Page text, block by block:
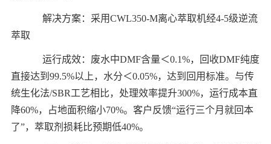
解决方案：采用CWL350-M离心萃取机经4-5级逆流
萃取
运行成效：废水中DMF含量＜0.1%，回收DMF纯度
直接达到99.5%以上，水分＜0.05%，达到回用标准。与传
统生化法/SBR工艺相比，处理效率提升300%，运行成本直
降60%，占地面积缩小70%。客户反馈“运行三个月就回本
了”，萃取剂损耗比预期低40%。